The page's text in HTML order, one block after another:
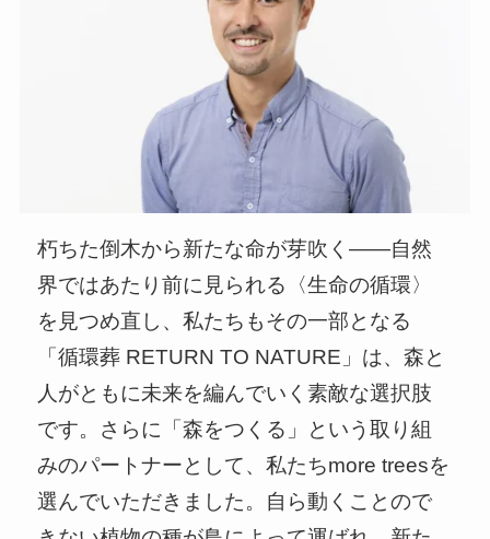
朽ちた倒木から新たな命が芽吹く――自然
界ではあたり前に見られる〈生命の循環〉
を見つめ直し、私たちもその一部となる
「循環葬 RETURN TO NATURE」は、森と
人がともに未来を編んでいく素敵な選択肢
です。さらに「森をつくる」という取り組
みのパートナーとして、私たちmore treesを
選んでいただきました。自ら動くことので